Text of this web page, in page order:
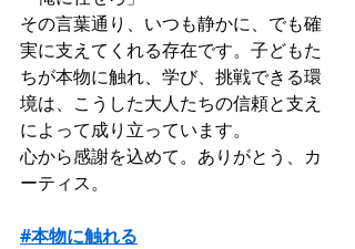
その言葉通り、いつも静かに、でも確
実に支えてくれる存在です。子どもた
ちが本物に触れ、学び、挑戦できる環
境は、こうした大人たちの信頼と支え
によって成り立っています。
心から感謝を込めて。ありがとう、カ
ーティス。
#本物に触れる